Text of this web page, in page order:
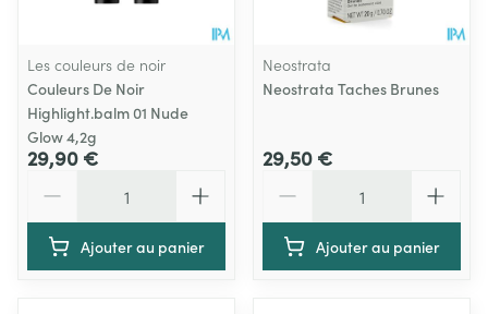
Les couleurs de noir
Couleurs De Noir
Highlight.balm 01 Nude
Glow 4,2g
29,90 €
Ajouter au panier
Neostrata
Neostrata Taches Brunes
29,50 €
Ajouter au panier